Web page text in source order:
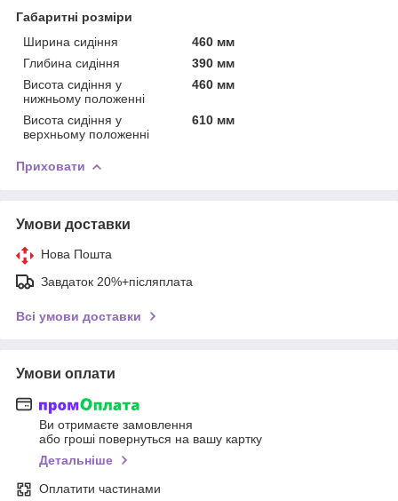
Габаритні розміри
Ширина сидіння
460 мм
Глибина сидіння
390 мм
Висота сидіння у
нижньому положенні
460 мм
Висота сидіння у
верхньому положенні
610 мм
Приховати
Умови доставки
Нова Пошта
Завдаток 20%+післяплата
Всі умови доставки
Умови оплати
Ви отримаєте замовлення
або гроші повернуться на вашу картку
Детальніше
Оплатити частинами